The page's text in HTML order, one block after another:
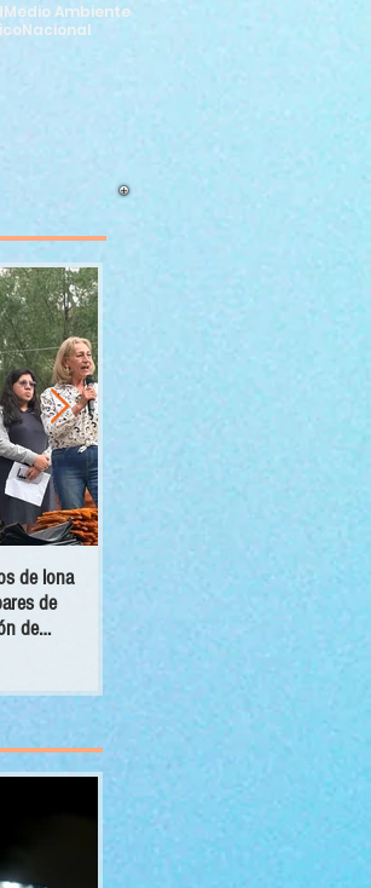
Medio Ambiente
Nacional
de lona
de
de
GPPAN urge campaña para que
C5